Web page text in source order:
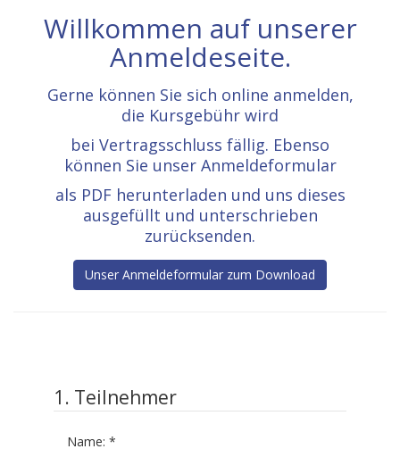
Willkommen auf unserer
Anmeldeseite.
Gerne können Sie sich online anmelden,
die Kursgebühr wird
bei Vertragsschluss fällig. Ebenso
können Sie unser Anmeldeformular
als PDF herunterladen und uns dieses
ausgefüllt und unterschrieben
zurücksenden.
Unser Anmeldeformular zum Download
1. Teilnehmer
Name: *